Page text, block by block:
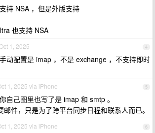
持 NSA ，但是外版支持
也支持 NSA
4
1, 2025
手动配置是 imap ，不是 exchange ，不支持即时
5
1, 2025 via iPhone
你自己图里也写了是 imap 和 smtp 。
邮件，只是为了跨平台同步日程和联系人而已。
6
1, 2025 via iPhone